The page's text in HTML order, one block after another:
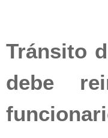
Tránsito
debe